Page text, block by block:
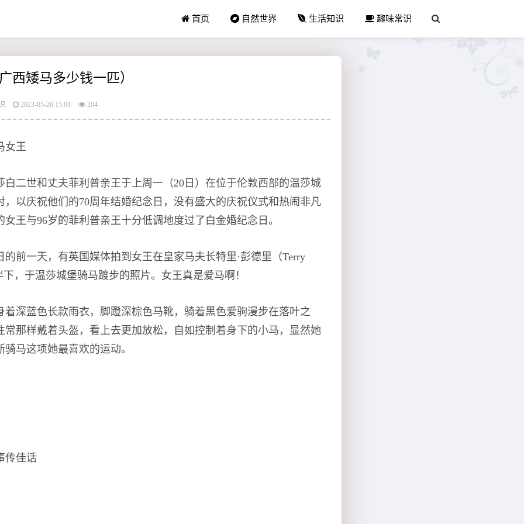
首页 自然世界 生活知识 趣味常识
西矮马多少钱一匹）
2023-05-26 15:01 204
女王
白二世和丈夫菲利普亲王于上周一（20日）在位于伦敦西部的温莎城
，以庆祝他们的70周年结婚纪念日，没有盛大的庆祝仪式和热闹非凡
女王与96岁的菲利普亲王十分低调地度过了白金婚纪念日。
的前一天，有英国媒体拍到女王在皇家马夫长特里·彭德里（Terry
下，于温莎城堡骑马踱步的照片。女王真是爱马啊！
着深蓝色长款雨衣，脚蹬深棕色马靴，骑着黑色爱驹漫步在落叶之
常那样戴着头盔，看上去更加放松，自如控制着身下的小马，显然她
马这项她最喜欢的运动。
传佳话